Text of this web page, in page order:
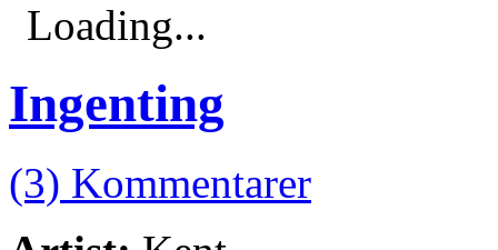
Loading...
Ingenting
(3) Kommentarer